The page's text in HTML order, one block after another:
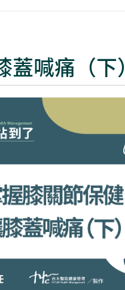
喊痛（下）